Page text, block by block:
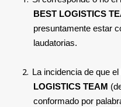
BEST LOGISTICS
presuntamente estar
laudatorias.
2. La incidencia de que
LOGISTICS TEAM
conformado por